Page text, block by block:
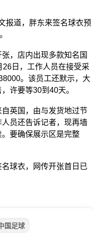
报道，胖东来签名球衣预
，店内出现多款知名国
日，工作人员在接受采
。该员工还默示，大
许要等30到40天。
英国，由与发货地过节
员还告诉记者，现再墙
。要确保展示区是完整
球衣，网传开张首日已
国足球